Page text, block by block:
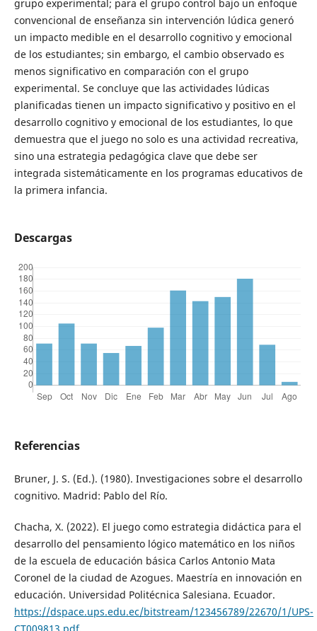
grupo experimental; para el grupo control bajo un enfoque
convencional de enseñanza sin intervención lúdica generó
un impacto medible en el desarrollo cognitivo y emocional
de los estudiantes; sin embargo, el cambio observado es
menos significativo en comparación con el grupo
experimental. Se concluye que las actividades lúdicas
planificadas tienen un impacto significativo y positivo en el
desarrollo cognitivo y emocional de los estudiantes, lo que
demuestra que el juego no solo es una actividad recreativa,
sino una estrategia pedagógica clave que debe ser
integrada sistemáticamente en los programas educativos de
la primera infancia.
Descargas
Referencias
Bruner, J. S. (Ed.). (1980). Investigaciones sobre el desarrollo
cognitivo. Madrid: Pablo del Río.
Chacha, X. (2022). El juego como estrategia didáctica para el
desarrollo del pensamiento lógico matemático en los niños
de la escuela de educación básica Carlos Antonio Mata
Coronel de la ciudad de Azogues. Maestría en innovación en
educación. Universidad Politécnica Salesiana. Ecuador.
https://dspace.ups.edu.ec/bitstream/123456789/22670/1/UPS-
CT009813.pdf.